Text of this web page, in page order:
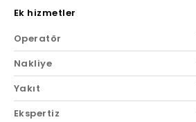
Ek hizmetler
Operatör
Nakliye
Yakıt
Ekspertiz